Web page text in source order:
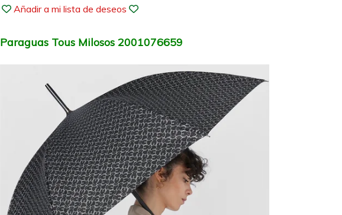
Añadir a mi lista de deseos
Paraguas Tous Milosos 2001076659